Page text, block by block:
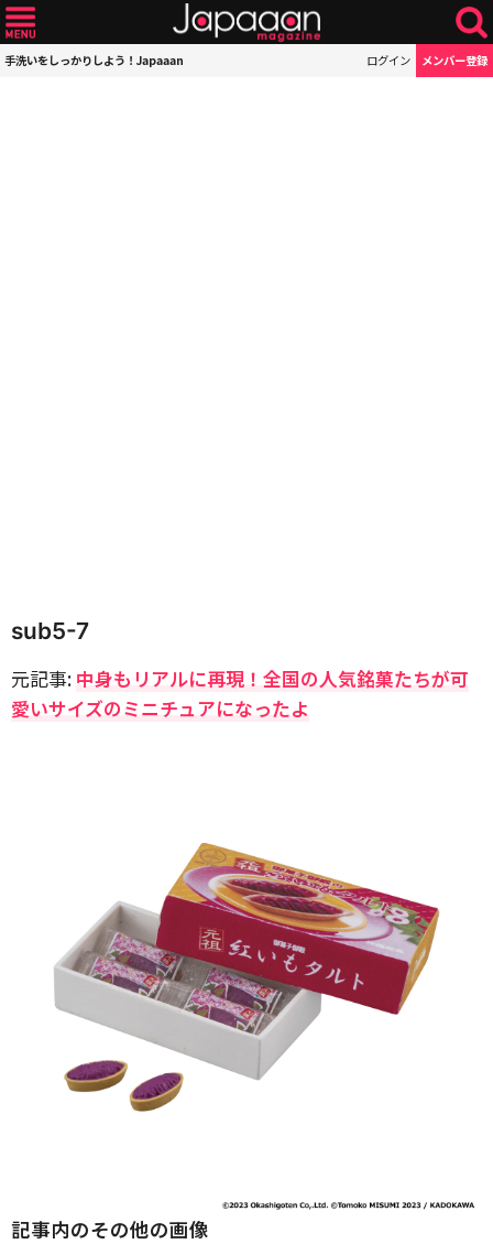
手洗いをしっかりしよう！Japaaan ログイン メンバー登録
sub5-7
元記事: 中身もリアルに再現！全国の人気銘菓たちが可
愛いサイズのミニチュアになったよ
記事内のその他の画像